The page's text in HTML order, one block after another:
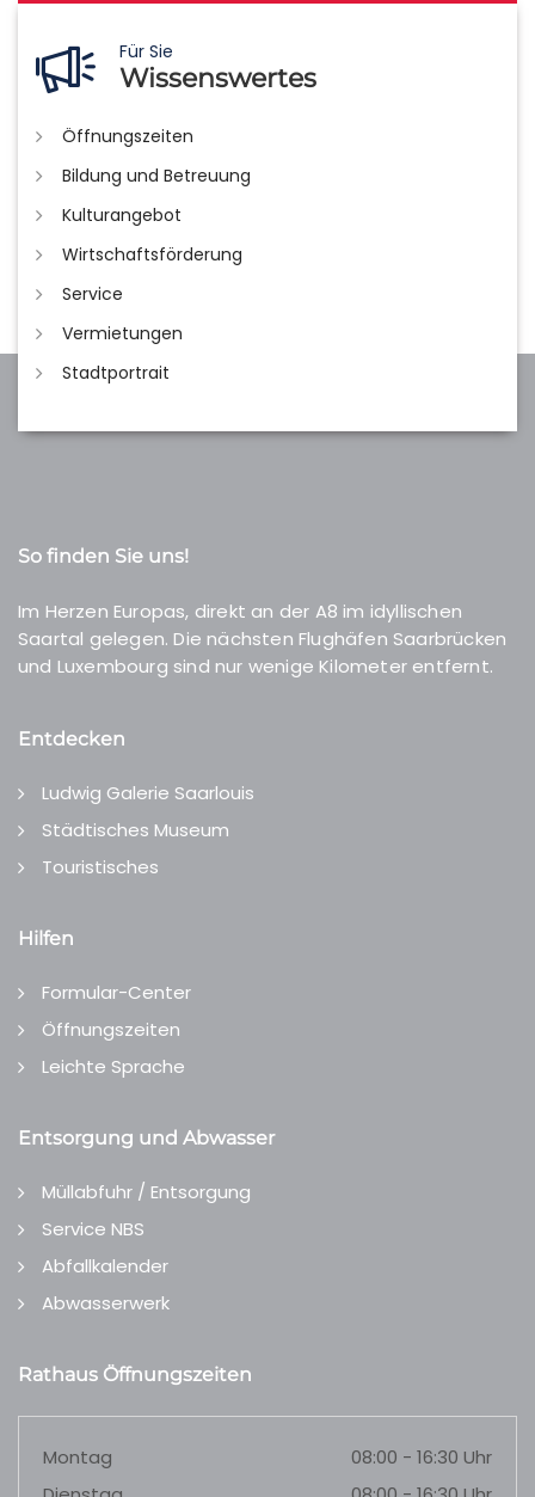
Für Sie
Wissenswertes
Öffnungszeiten
Bildung und Betreuung
Kulturangebot
Wirtschaftsförderung
Service
Vermietungen
Stadtportrait
So finden Sie uns!
Im Herzen Europas, direkt an der A8 im idyllischen
Saartal gelegen. Die nächsten Flughäfen Saarbrücken
und Luxembourg sind nur wenige Kilometer entfernt.
Entdecken
Ludwig Galerie Saarlouis
Städtisches Museum
Touristisches
Hilfen
Formular-Center
Öffnungszeiten
Leichte Sprache
Entsorgung und Abwasser
Müllabfuhr / Entsorgung
Service NBS
Abfallkalender
Abwasserwerk
Rathaus Öffnungszeiten
Montag
08:00 - 16:30 Uhr